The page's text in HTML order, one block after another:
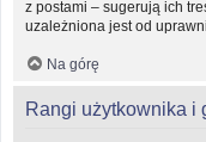
z postami – sugerują ich
uzależniona jest od
Na górę
Rangi użytkownika i